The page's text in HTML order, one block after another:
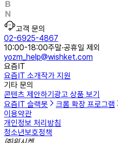
고객 문의
02-6925-4867
10:00-18:00주말·공휴일 제외
yozm_help@wishket.com
요즘IT
요즘IT 소개작가 지원
기타 문의
콘텐츠 제안하기 광고 상품 보기
요즘IT 슬랙봇
크롬 확장 프로그램
이용약관
개인정보 처리방침
청소년보호정책